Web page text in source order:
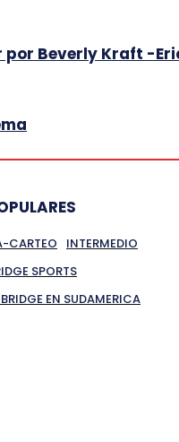
por Beverly Kraft -
CARTEO
INTERMEDIO
SPORTS
BRIDGE EN SUDAMERICA